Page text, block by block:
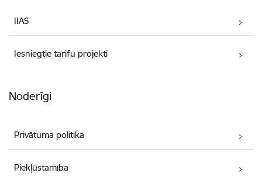
IIAS
Iesniegtie tarifu projekti
Noderīgi
Privātuma politika
Piekļūstamība